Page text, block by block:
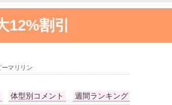
割引
ーマリリン
体型別コメント 週間ランキング